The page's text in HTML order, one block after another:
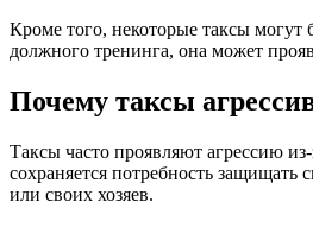
Кроме того, некоторые таксы могут
должного тренинга, она может
Почему таксы
Таксы часто проявляют агрессию
сохраняется потребность
или своих хозяев.